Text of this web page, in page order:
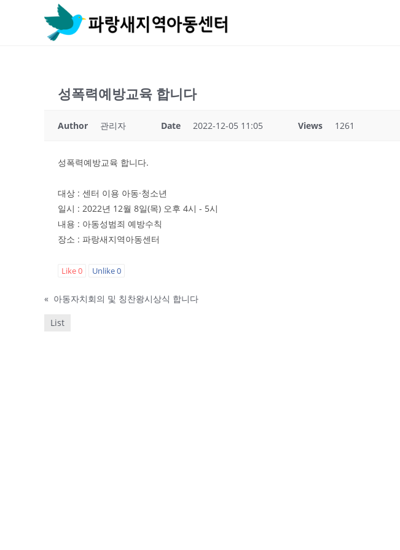
성폭력예방교육 합니다
Author 관리자 Date 2022-12-05 11:05 Views 1261
성폭력예방교육 합니다.
대상 : 센터 이용 아동·청소년
일시 : 2022년 12월 8일(목) 오후 4시 - 5시
내용 : 아동성범죄 예방수칙
장소 : 파랑새지역아동센터
Like0 Unlike0
« 아동자치회의 및 칭찬왕시상식 합니다
List